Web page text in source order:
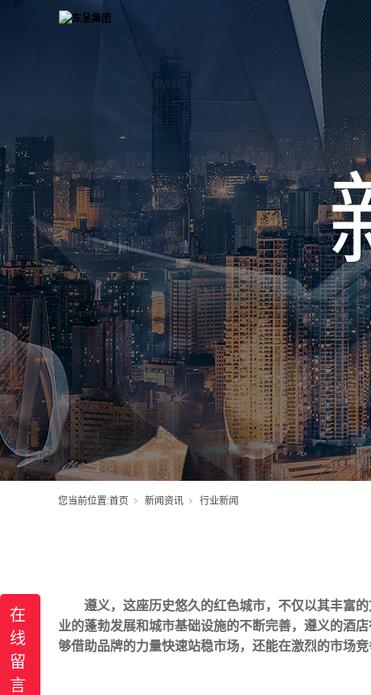
您当前位置:首页 新闻资讯 行业新闻
遵义，这座历史悠久的红色城市，不仅以其丰富
业的蓬勃发展和城市基础设施的不断完善，遵义的酒
够借助品牌的力量快速站稳市场，还能在激烈的市场竞
在
线
留
言